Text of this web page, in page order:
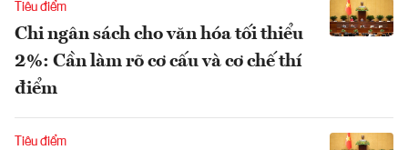
Tiêu điểm
Chi ngân sách cho văn hóa tối thiểu
2%: Cần làm rõ cơ cấu và cơ chế thí
điểm
Tiêu điểm